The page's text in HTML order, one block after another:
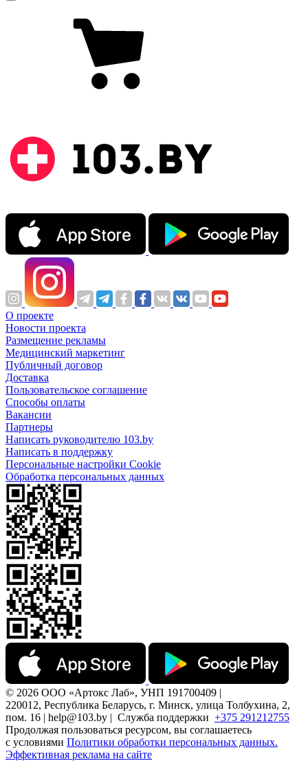
О проекте
Новости проекта
Размещение рекламы
Медицинский маркетинг
Публичный договор
Доставка
Пользовательское соглашение
Способы оплаты
Вакансии
Партнеры
Написать руководителю 103.by
Написать в поддержку
Персональные настройки Cookie
Обработка персональных данных
© 2026 ООО «Артокс Лаб», УНП 191700409 |
220012, Республика Беларусь, г. Минск, улица Толбухина, 2,
пом. 16 | help@103.by | Служба поддержки +375 291212755
Продолжая пользоваться ресурсом, вы соглашаетесь
с условиями Политики обработки персональных данных.
Эффективная реклама на сайте